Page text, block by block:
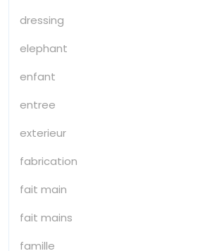
dressing
elephant
enfant
entree
exterieur
fabrication
fait main
fait mains
famille